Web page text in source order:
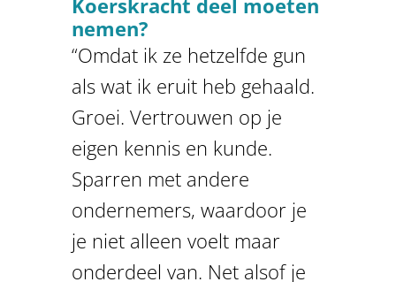
nemen?
“Omdat ik ze hetzelfde gun
als wat ik eruit heb gehaald.
Groei. Vertrouwen op je
eigen kennis en kunde.
Sparren met andere
ondernemers, waardoor je
je niet alleen voelt maar
onderdeel van. Net alsof je